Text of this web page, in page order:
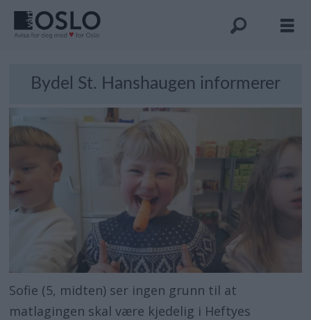
Bydel St. Hanshaugen informerer
Sofie (5, midten) ser ingen grunn til at
matlagingen skal være kjedelig i Heftyes